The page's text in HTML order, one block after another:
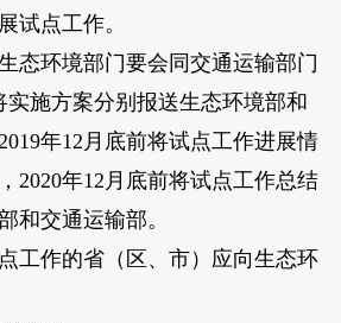
试点工作。
环境部门要会同交通运输部门
实施方案分别报送生态环境部和
年12月底前将试点工作进展情
2020年12月底前将试点工作总结
和交通运输部。
作的省（区、市）应向生态环